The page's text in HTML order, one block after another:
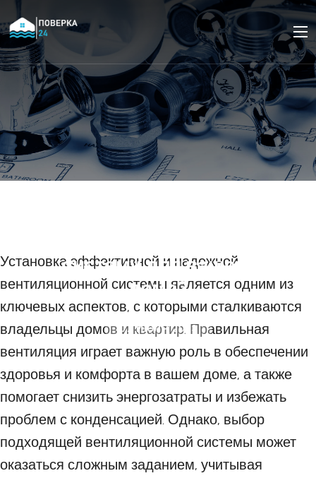
систему для вашего
дома?
07 ИЮЛЯ 2023
Установка эффективной и надежной
вентиляционной системы является одним из
ключевых аспектов, с которыми сталкиваются
владельцы домов и квартир. Правильная
вентиляция играет важную роль в обеспечении
здоровья и комфорта в вашем доме, а также
помогает снизить энергозатраты и избежать
проблем с конденсацией. Однако, выбор
подходящей вентиляционной системы может
оказаться сложным заданием, учитывая